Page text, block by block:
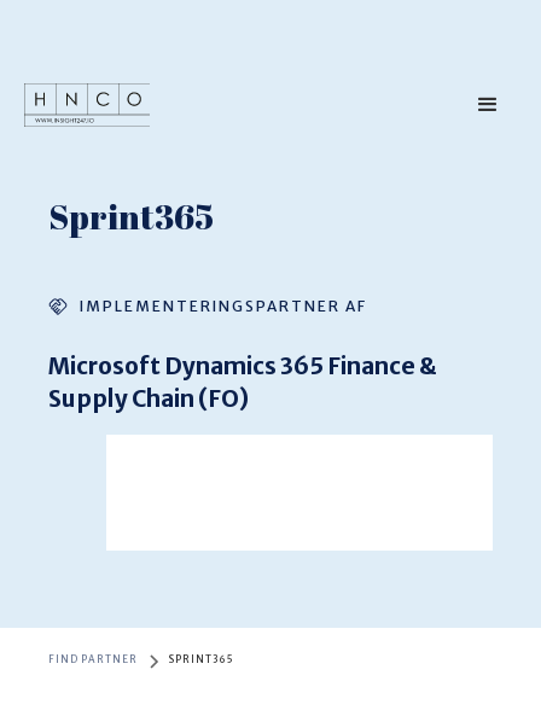
Sprint365
IMPLEMENTERINGSPARTNER AF
Microsoft Dynamics 365 Finance &
Supply Chain (FO)
FIND PARTNER SPRINT365